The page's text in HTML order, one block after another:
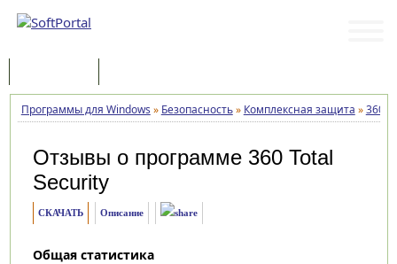
Программы для Windows » Безопасность» Комплексная защита »360
Отзывы о программе 360 Total
Security
СКАЧАТЬ Описание
Общая статистика